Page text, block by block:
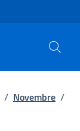
/ Novembre /